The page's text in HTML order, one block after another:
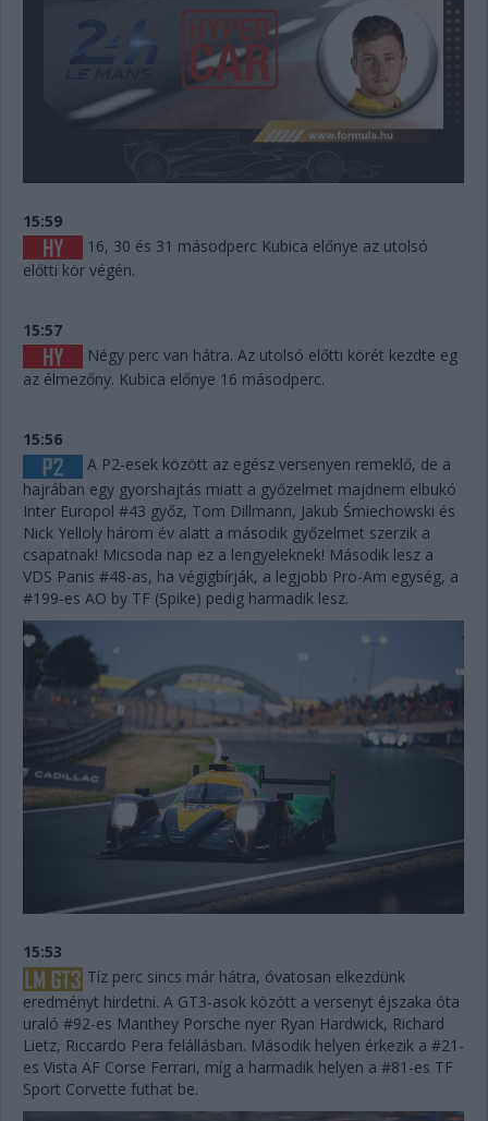
15:59
16, 30 és 31 másodperc Kubica előnye az utolsó
előtti kör végén.
15:57
Négy perc van hátra. Az utolsó előtti körét kezdte eg
az élmezőny. Kubica előnye 16 másodperc.
15:56
A P2-esek között az egész versenyen remeklő, de a
hajrában egy gyorshajtás miatt a győzelmet majdnem elbukó
Inter Europol #43 győz, Tom Dillmann, Jakub Śmiechowski és
Nick Yelloly három év alatt a második győzelmet szerzik a
csapatnak! Micsoda nap ez a lengyeleknek! Második lesz a
VDS Panis #48-as, ha végigbírják, a legjobb Pro-Am egység, a
#199-es AO by TF (Spike) pedig harmadik lesz.
15:53
Tíz perc sincs már hátra, óvatosan elkezdünk
eredményt hirdetni. A GT3-asok között a versenyt éjszaka óta
uraló #92-es Manthey Porsche nyer Ryan Hardwick, Richard
Lietz, Riccardo Pera felállásban. Második helyen érkezik a #21-
es Vista AF Corse Ferrari, míg a harmadik helyen a #81-es TF
Sport Corvette futhat be.